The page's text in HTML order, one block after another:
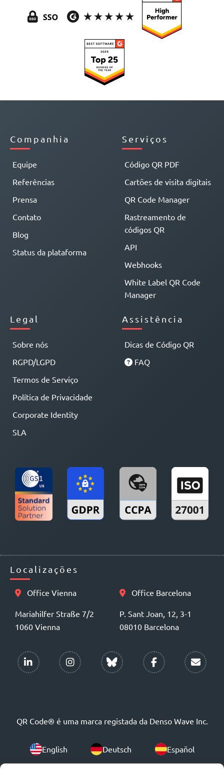
Companhia
Equipe
Referências
Prensa
Contato
Blog
Status da plataforma
Serviços
Código QR PDF
Cartões de visita digitais
QR Code Manager
Rastreamento de
códigos QR
API
Webhooks
White Label QR Code
Manager
Legal
Sobre nós
RGPD/LGPD
Termos de Serviço
Política de Privacidade
Corporate Identity
SLA
Assistência
Dicas de Código QR
FAQ
Localizações
Office Vienna
Mariahilfer Straße 7/2
1060 Vienna
Office Barcelona
P. Sant Joan, 12, 3-1
08010 Barcelona
QR Code® é uma marca registada da Denso Wave Inc.
English Deutsch Español